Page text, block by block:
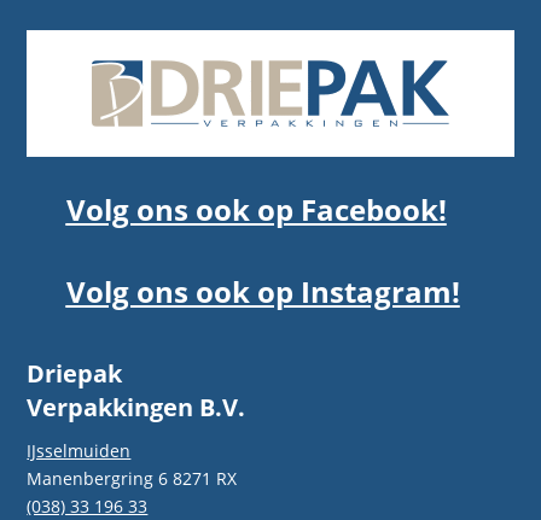
Volg ons ook op Facebook!
Volg ons ook op Instagram!
Driepak
Verpakkingen B.V.
IJsselmuiden
Manenbergring 6 8271 RX
(038) 33 196 33